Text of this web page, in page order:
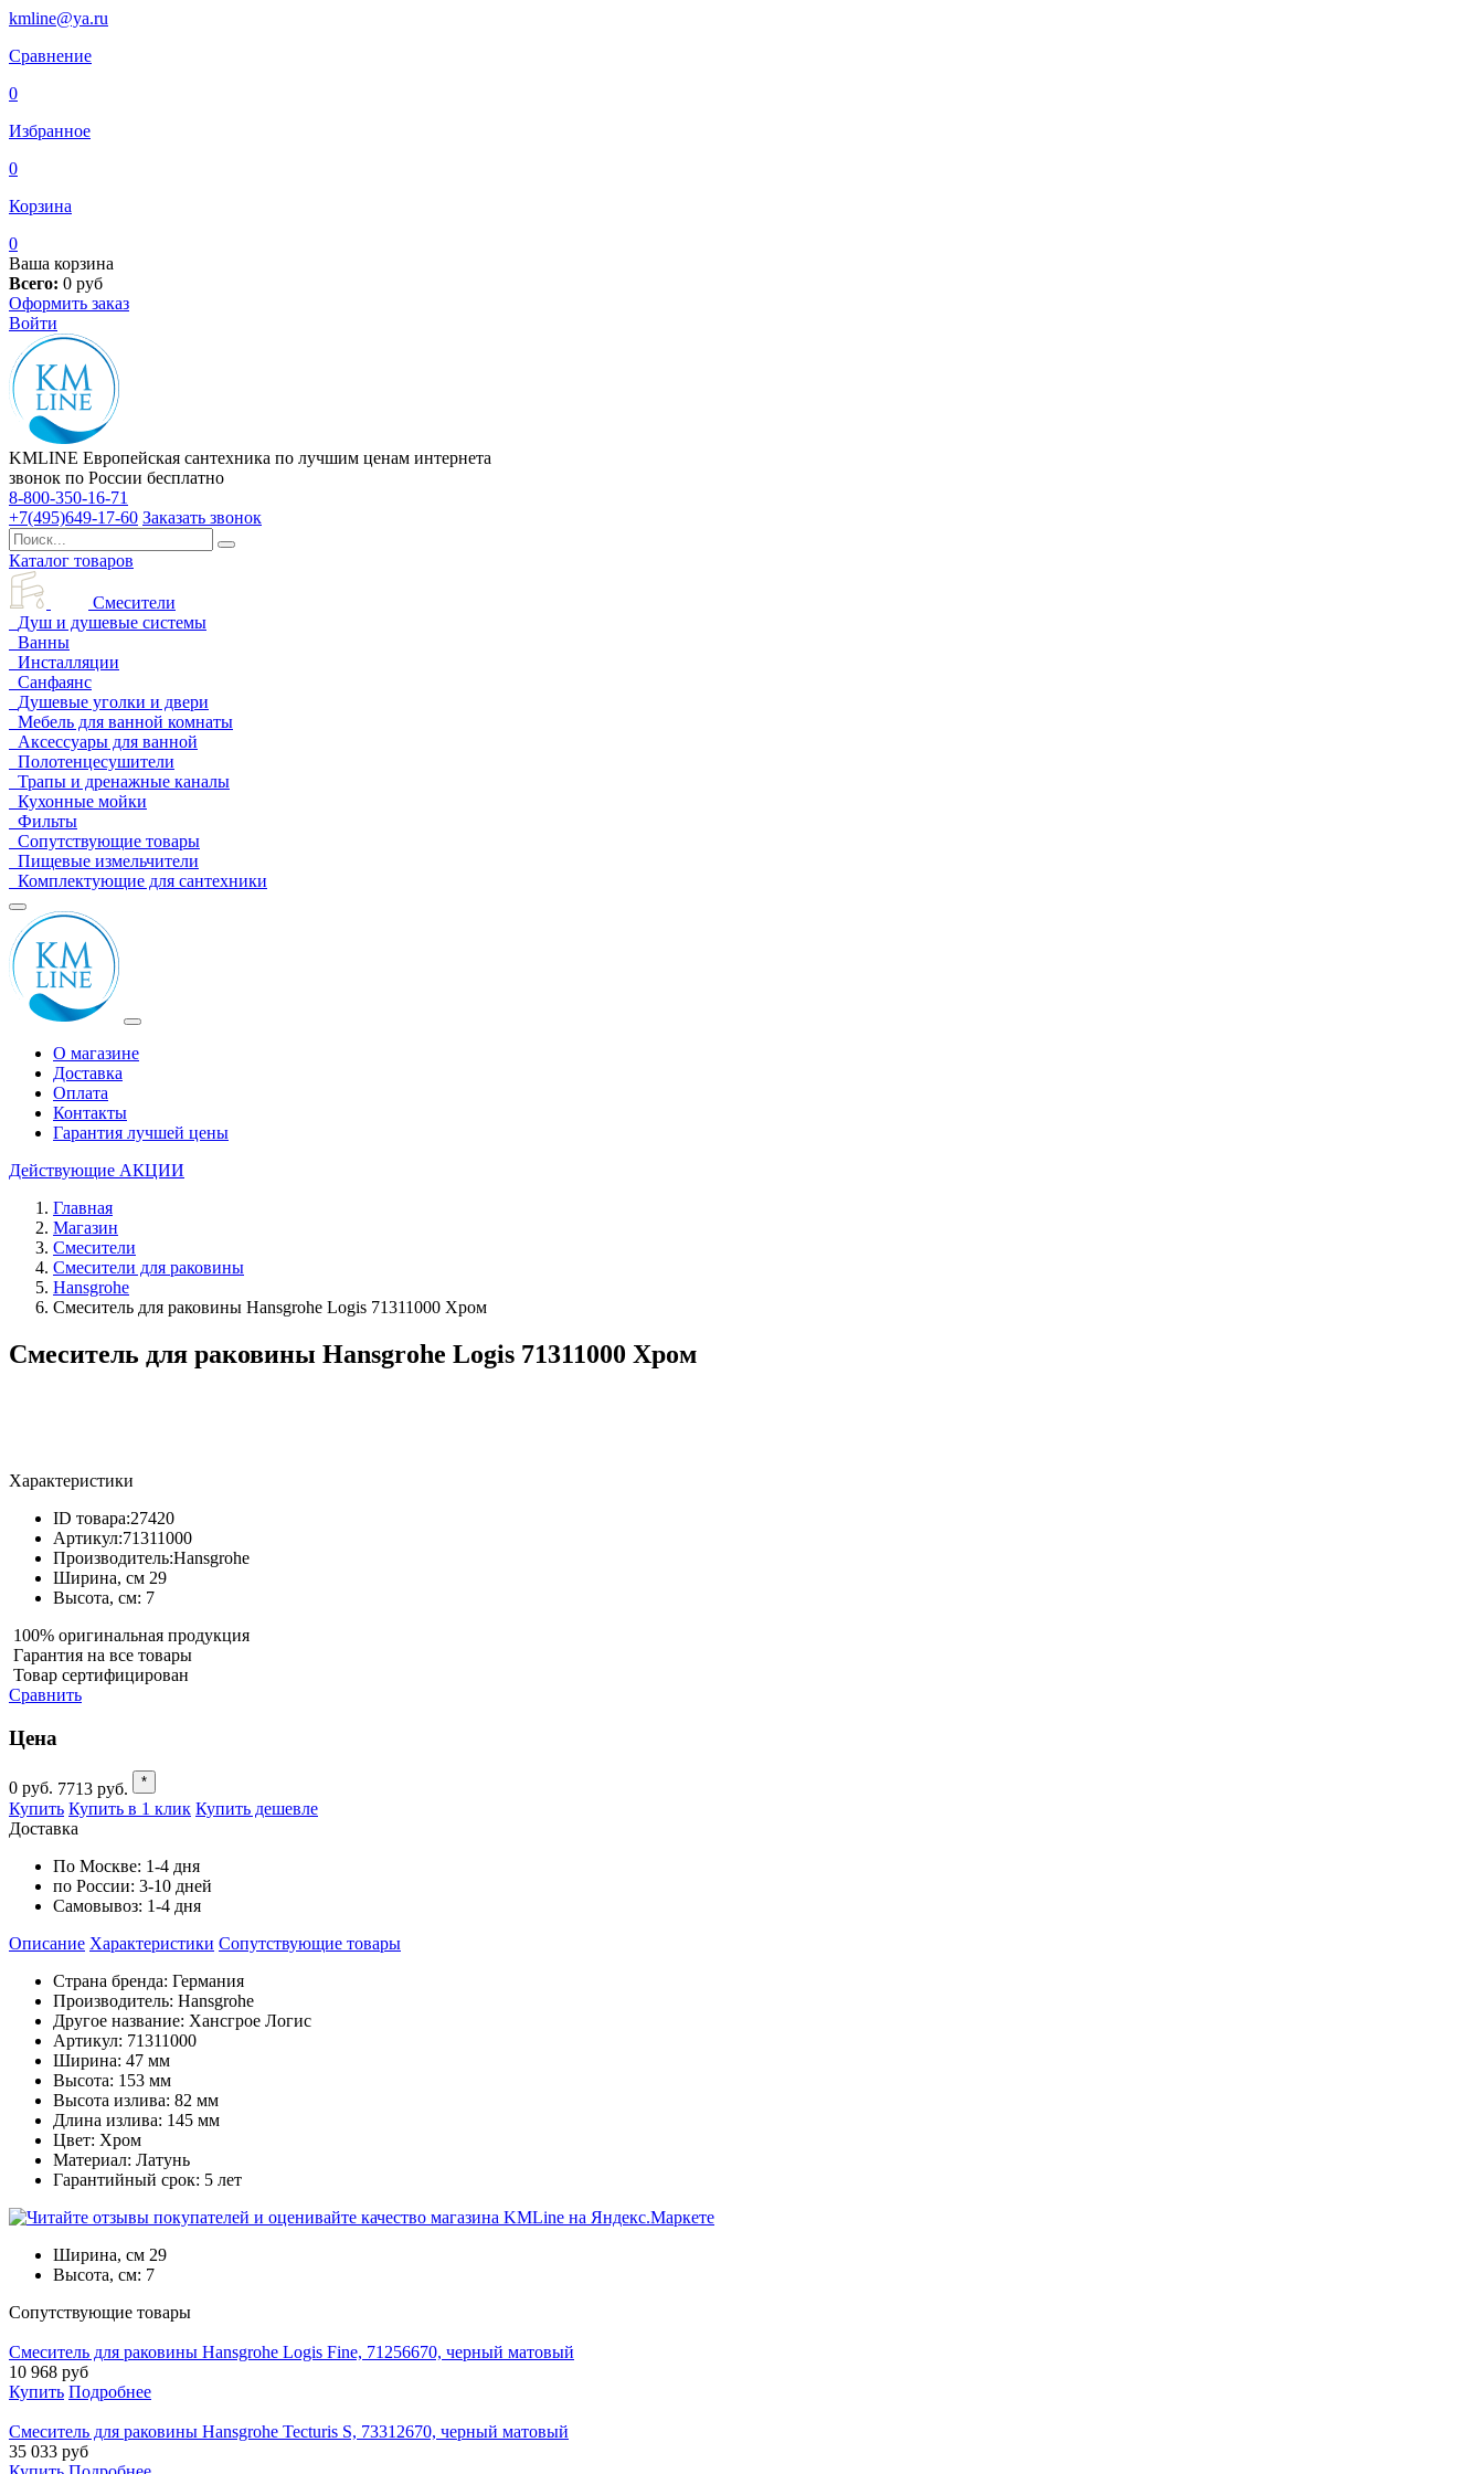
kmline@ya.ru
Сравнение
0
Избранное
0
Корзина
0
Ваша корзина
Всего: 0 руб
Оформить заказ
Войти
KMLINE Европейская сантехника по лучшим ценам интернета
звонок по России бесплатно
8-800-350-16-71
+7(495)649-17-60 Заказать звонок
Каталог товаров
Смесители
Душ и душевые системы
Ванны
Инсталляции
Санфаянс
Душевые уголки и двери
Мебель для ванной комнаты
Аксессуары для ванной
Полотенцесушители
Трапы и дренажные каналы
Кухонные мойки
Фильты
Сопутствующие товары
Пищевые измельчители
Комплектующие для сантехники
О магазине
Доставка
Оплата
Контакты
Гарантия лучшей цены
Действующие АКЦИИ
Главная
Магазин
Смесители
Смесители для раковины
Hansgrohe
Смеситель для раковины Hansgrohe Logis 71311000 Хром
Смеситель для раковины Hansgrohe Logis 71311000 Хром
Характеристики
ID товара:27420
Артикул:71311000
Производитель:Hansgrohe
Ширина, см 29
Высота, см: 7
100% оригинальная продукция
Гарантия на все товары
Товар сертифицирован
Сравнить
Цена
0 руб. 7713 руб. *
Купить Купить в 1 клик Купить дешевле
Доставка
По Москве: 1-4 дня
по России: 3-10 дней
Самовывоз: 1-4 дня
Описание Характеристики Cопутствующие товары
Страна бренда: Германия
Производитель: Hansgrohe
Другое название: Хансгрое Логис
Артикул: 71311000
Ширина: 47 мм
Высота: 153 мм
Высота излива: 82 мм
Длина излива: 145 мм
Цвет: Хром
Материал: Латунь
Гарантийный срок: 5 лет
Ширина, см 29
Высота, см: 7
Cопутствующие товары
Смеситель для раковины Hansgrohe Logis Fine, 71256670, черный матовый
10 968 руб
Купить Подробнее
Смеситель для раковины Hansgrohe Tecturis S, 73312670, черный матовый
35 033 руб